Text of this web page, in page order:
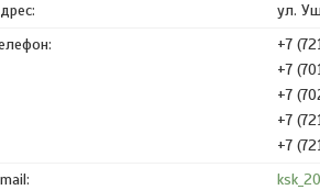
ул.
+7
+7
+7
+7
+7